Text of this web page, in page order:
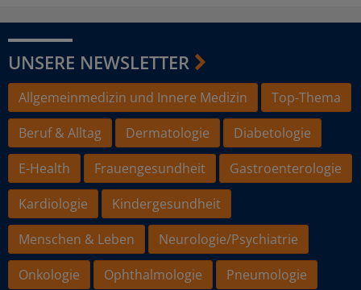
UNSERE NEWSLETTER
Allgemeinmedizin und Innere Medizin
Top-Thema
Beruf & Alltag
Dermatologie
Diabetologie
E-Health
Frauengesundheit
Gastroenterologie
Kardiologie
Kindergesundheit
Menschen & Leben
Neurologie/Psychiatrie
Onkologie
Ophthalmologie
Pneumologie